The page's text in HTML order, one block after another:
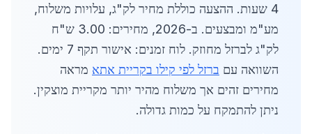
4 שעות. ההצעה כוללת מחיר לק"ג, עלויות משלוח,
מע"מ ומבצעים. ב-2026, מחירים: 3.00 ש"ח
לק"ג לברזל מחוזק. לוח זמנים: אישור תקף 7 ימים.
השוואה עם ברזל לפי קילו בקריית אתא מראה
מחירים זהים אך משלוח מהיר יותר מקריית מוצקין.
ניתן להתמקח על כמות גדולה.